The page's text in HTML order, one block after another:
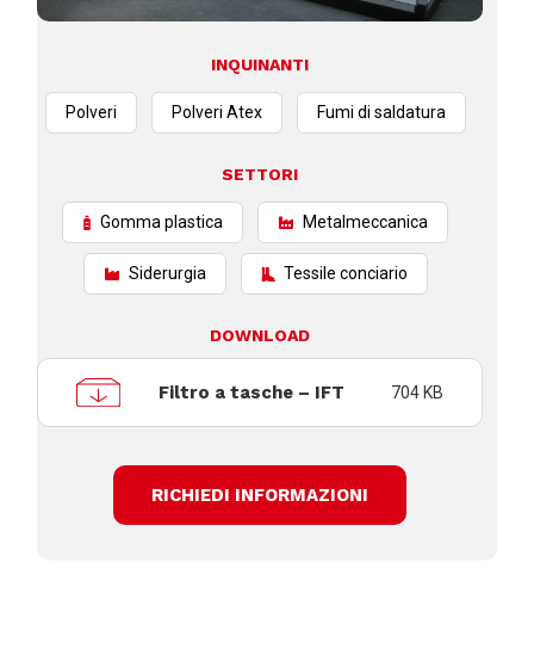
INQUINANTI
Polveri Polveri Atex Fumi di saldatura
SETTORI
Gomma plastica Metalmeccanica
Siderurgia Tessile conciario
DOWNLOAD
Filtro a tasche – IFT 704 KB
RICHIEDI INFORMAZIONI